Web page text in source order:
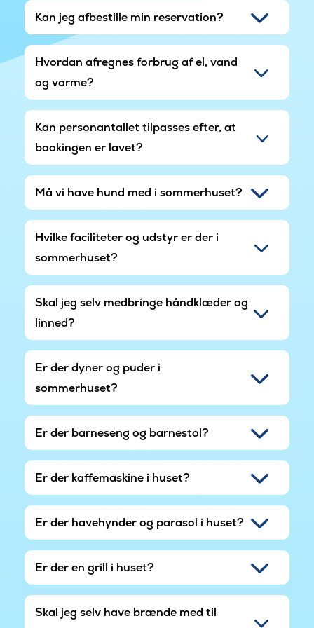
Kan jeg afbestille min reservation?
Hvordan afregnes forbrug af el, vand
og varme?
Kan personantallet tilpasses efter, at
bookingen er lavet?
Må vi have hund med i sommerhuset?
Hvilke faciliteter og udstyr er der i
sommerhuset?
Skal jeg selv medbringe håndklæder og
linned?
Er der dyner og puder i
sommerhuset?
Er der barneseng og barnestol?
Er der kaffemaskine i huset?
Er der havehynder og parasol i huset?
Er der en grill i huset?
Skal jeg selv have brænde med til